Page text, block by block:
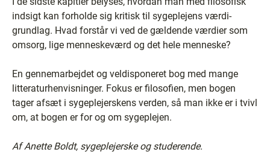
indsigt kan forholde sig kritisk til sygeplejens værdi-
grundlag. Hvad forstår vi ved de gældende værdier som
omsorg, lige menneskeværd og det hele menneske?
En gennemarbejdet og veldisponeret bog med mange
litteraturhenvisninger. Fokus er filosofien, men bogen
tager afsæt i sygeplejerskens verden, så man ikke er i tvivl
om, at bogen er for og om sygeplejen.
Af Anette Boldt, sygeplejerske og studerende.